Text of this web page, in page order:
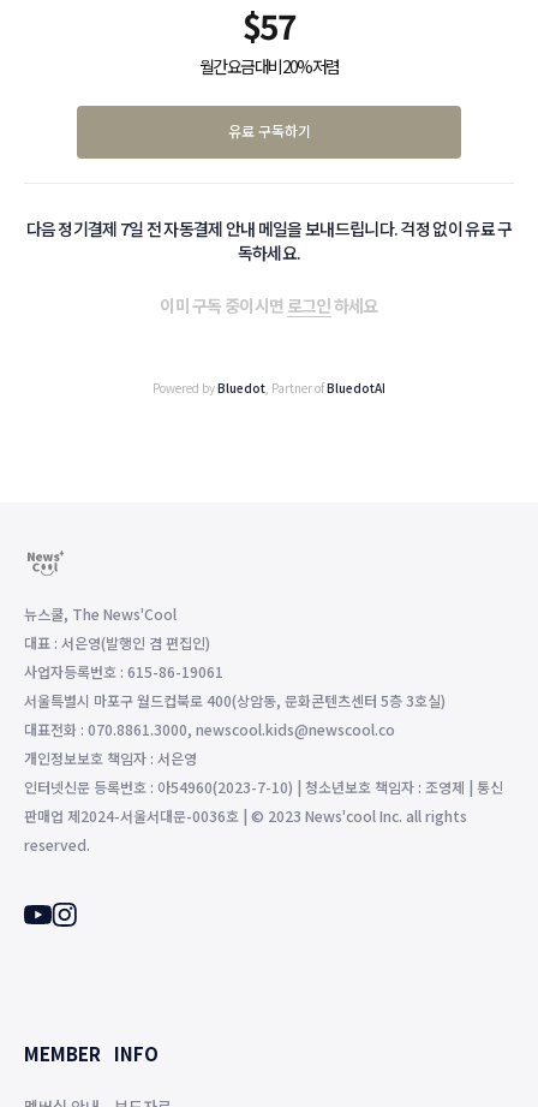
$57
월간 요금 대비 20% 저렴
유료 구독하기
다음 정기결제 7일 전 자동결제 안내 메일을 보내드립니다. 걱정 없이 유료 구
독하세요.
이미 구독 중이시면 로그인하세요
Powered byBluedot , Partner ofBluedotAI
뉴스쿨, The News'Cool
대표 : 서은영(발행인 겸 편집인)
사업자등록번호 : 615-86-19061
서울특별시 마포구 월드컵북로 400(상암동, 문화콘텐츠센터 5층 3호실)
대표전화 : 070.8861.3000, newscool.kids@newscool.co
개인정보보호 책임자 : 서은영
인터넷신문 등록번호 : 아54960(2023-7-10) | 청소년보호 책임자 : 조영제 | 통신
판매업 제2024-서울서대문-0036호 | © 2023 News'cool Inc. all rights
reserved.
MEMBER INFO